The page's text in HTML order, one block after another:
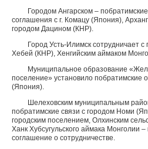
Городом Ангарском – побратимские
соглашения с г. Комацу (Япония),
городом Дацином (КНР).
Город Усть-Илимск сотрудничает с
Хебей (КНР), Хенгийским аймаком
Муниципальное образование
поселение» установило побратимские
(Япония).
Шелеховским муниципальным
побратимские связи с городом Номи
городским поселением, Олхинским
Ханк Хубсугульского аймака Монголии
соглашение о сотрудничестве.